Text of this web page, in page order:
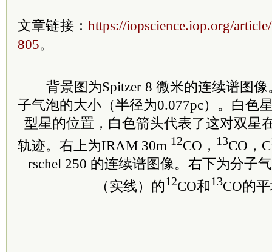
文章链接： https://iopscience.iop.org/
805。
背景图为Spitzer 8 微米的连续谱图像
子气泡的大小（半径为0.077pc）。白色
型星的位置，白色箭头代表了这对双星
轨迹。右上为IRAM 30m 12CO， 13CO，C
rschel 250 的连续谱图像。右下为分子
（实线）的12CO和13CO的